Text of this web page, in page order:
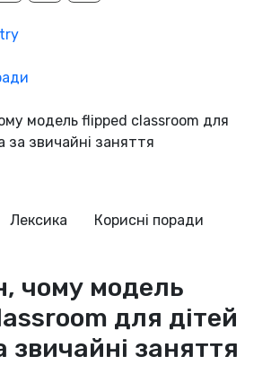
модель flipped classroom для
за звичайні заняття
Лексика
Корисні поради
чому модель
для дітей
звичайні заняття